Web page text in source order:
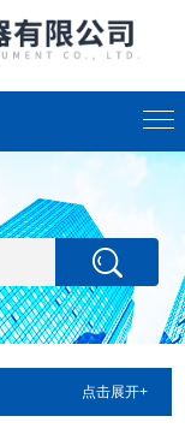
点击展开+